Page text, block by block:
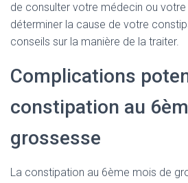
de consulter votre médecin ou
déterminer la cause de votre
conseils sur la manière de la traiter.
Complications
constipation au
grossesse
La constipation au 6ème mois de